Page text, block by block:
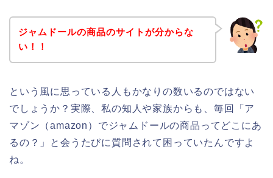
ジャムドールの商品のサイトが分からな
い！！
という風に思っている人もかなりの数いるのではない
でしょうか？実際、私の知人や家族からも、毎回「ア
マゾン（amazon）でジャムドールの商品ってどこにあ
るの？」と会うたびに質問されて困っていたんですよ
ね。